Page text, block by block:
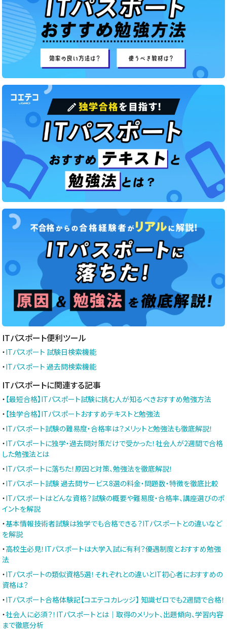
ITパスポート便利ツール
・ITパスポート 試験日検索機能
・ITパスポート 過去問検索機能
ITパスポートに関連する記事
・ 【最短合格】ITパスポート試験に挑む人が知るべきおすすめ勉強方法
・ 【独学合格】ITパスポートおすすめテキストと勉強法
・ITパスポート試験の難易度・合格率は？メリットと勉強法も徹底解説！
・ITパスポートに独学・過去問対策だけで受かった！社会人が2週間で合格
した勉強法とは
・ITパスポートに落ちた！原因と対策、勉強法を徹底解説！
・ITパスポート試験 過去問サービス8選の料金・問題数・特徴を徹底比較
・ITパスポートはどんな資格？試験の概要や難易度・合格率、講座選びのポ
イントを解説
・基本情報技術者試験は独学でも合格できる？ITパスポートとの違いなど
を解説
・高校生必見！ITパスポートは大学入試に有利？優遇制度とおすすめ勉強
法
・ITパスポートの類似資格5選！それぞれとの違いとIT初心者におすすめの
資格は？
・ITパスポート合格体験記【コエテコカレッジ】 知識ゼロでも2週間で合格！
・社会人に必須？！ITパスポートとは｜取得のメリット、出題傾向、学習内容
まで徹底分析